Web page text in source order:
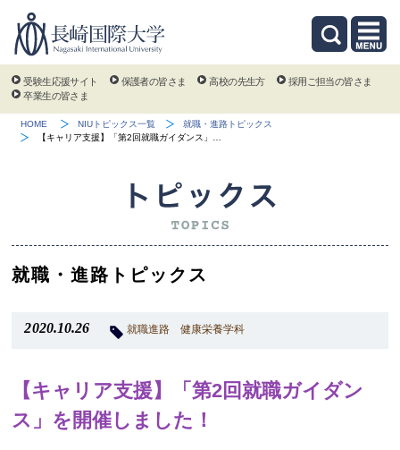
受験生応援サイト 保護者の皆さま 高校の先生方
採用ご担当の皆さま
卒業生の皆さま
HOME NIUトピックス一覧
就職・進路トピックス
【キャリア支援】「第2回就職ガイダンス」…
就職・進路トピックス
2020.10.26 就職進路 健康栄養学科
【キャリア支援】「第2回就職ガイダン
ス」を開催しました！